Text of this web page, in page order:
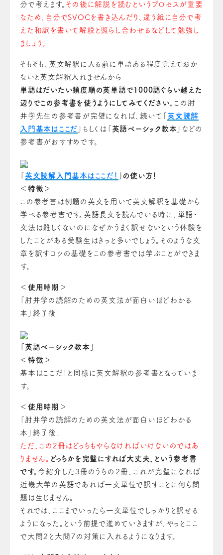
分で考えます。 その後に解説を読むというプロセスが重要
なため、自分でSVOCを書き込んだり、違う紙に自分で考
えた和訳を書いて解説と照らし合わせるなどして勉強し
ましょう。
そ もそも、英文解釈に入る前に単語ある程度覚えておか
ないと英文解釈入れませんから
単語はだいたい頻度順の英単語で1000語ぐらい越えた
辺りでこの参考書を使うよう に してみて ください。 この肘
井学先生の参考書が完璧になれば、続いて「 英文読解
入門基本はここだ 」もしくは「 英語ベーシック教本 」などの
参考書がおすすめです。
英文読解入門基本はここだ！
」の使い方！
＜特徴＞
この参考書は例題の英文を用いて英文解釈を基礎から
学べる参考書です。 英語長文を読んでいる時に、単語・
文法は難しくないのになぜかうまく訳せないという体験を
したことがある受験生はきっと多いでしょう。 そのような文
章を訳すコツの基礎をこの参考書では学ぶことができま
す。
＜使用時期＞
「肘井学の読解のための英文法が面白いほどわかる
本」終了後！
「英語ベーシック教本」
＜特徴＞
基本はここだ！と同様に英文解釈の参考書となっていま
す。
＜使用時期＞
「肘井学の読解のための英文法が面白いほどわかる
本」終了後！
ただ、この2冊はどっちもやらなければいけない の ではあ
りません。 どっちかを完璧にすれば大丈夫、という参考書
です。 今紹介した3冊のうちの ２ 冊、これが完璧になれば
近畿大学 の 英語であれば一文単位で訳すことに何ら問
題は生じません。
それでは、ここまでいったら一文単位でしっかりと訳せる
ようになった。という前提で進めていきますが、やっとここ
で大問 ２ と大問 ７ の対策に入れるようになります。